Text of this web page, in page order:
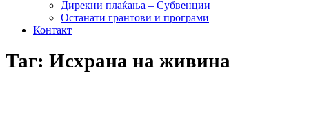
Дирекни плаќања – Субвенции
Останати грантови и програми
Контакт
Таг: Исхрана на живина